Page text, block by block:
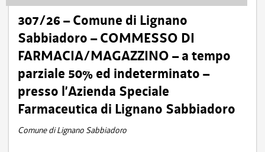
307/26 – Comune di Lignano
Sabbiadoro – COMMESSO DI
FARMACIA/MAGAZZINO – a tempo
parziale 50% ed indeterminato –
presso l’Azienda Speciale
Farmaceutica di Lignano Sabbiadoro
Comune di Lignano Sabbiadoro